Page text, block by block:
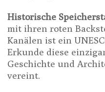
Historische
mit ihren roten
Kanälen ist ein
Erkunde diese
Geschichte und
vereint.